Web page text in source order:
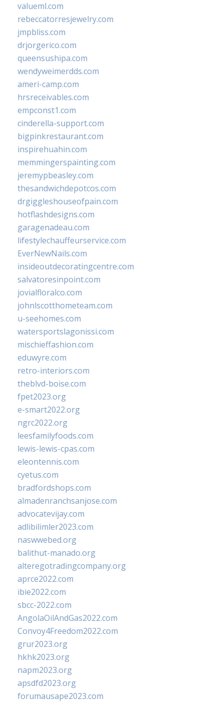
valueml.com
rebeccatorresjewelry.com
jmpbliss.com
drjorgerico.com
queensushipa.com
wendyweimerdds.com
ameri-camp.com
hrsreceivables.com
empconst1.com
cinderella-support.com
bigpinkrestaurant.com
inspirehuahin.com
memmingerspainting.com
jeremypbeasley.com
thesandwichdepotcos.com
drgiggleshouseofpain.com
hotflashdesigns.com
garagenadeau.com
lifestylechauffeurservice.com
EverNewNails.com
insideoutdecoratingcentre.com
salvatoresinpoint.com
jovialfloralco.com
johnlscotthometeam.com
u-seehomes.com
watersportslagonissi.com
mischieffashion.com
eduwyre.com
retro-interiors.com
theblvd-boise.com
fpet2023.org
e-smart2022.org
ngrc2022.org
leesfamilyfoods.com
lewis-lewis-cpas.com
eleontennis.com
cyetus.com
bradfordshops.com
almadenranchsanjose.com
advocatevijay.com
adlibilimler2023.com
naswwebed.org
balithut-manado.org
alteregotradingcompany.org
aprce2022.com
ibie2022.com
sbcc-2022.com
AngolaOilAndGas2022.com
Convoy4Freedom2022.com
grur2023.org
hkhk2023.org
napm2023.org
apsdfd2023.org
forumausape2023.com